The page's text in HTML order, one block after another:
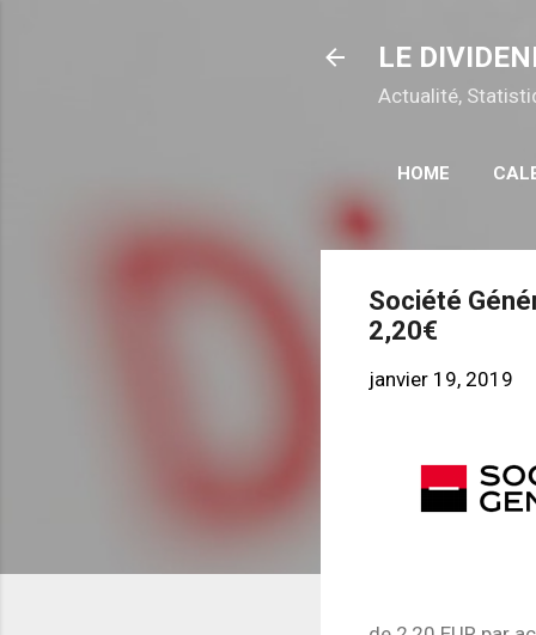
LE
Actualité,
HOME
Société
2,20€
janvier 19, 2019